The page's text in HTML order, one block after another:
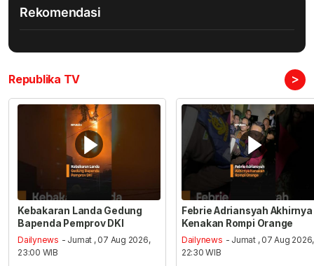
Rekomendasi
Republika TV >
Kebakaran Landa Gedung
Bapenda Pemprov DKI
Dailynews - Jumat , 07 Aug 2026,
23:00 WIB
Febrie Adriansyah Akhirnya
Kenakan Rompi Orange
Dailynews - Jumat , 07 Aug 2026,
22:30 WIB